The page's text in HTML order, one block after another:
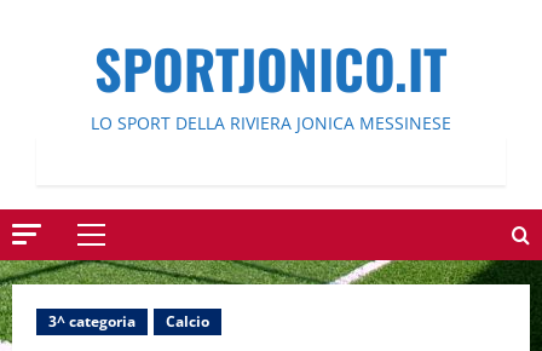
SPORTJONICO.IT
LO SPORT DELLA RIVIERA JONICA MESSINESE
Menu
principale
3^ categoria Calcio